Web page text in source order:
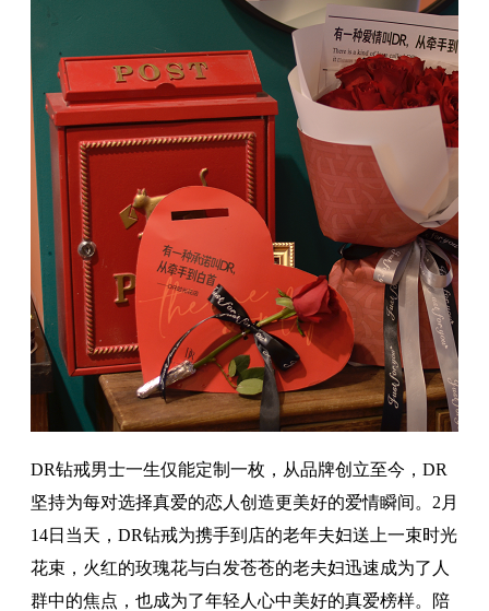
DR钻戒男士一生仅能定制一枚，从品牌创立至今，DR
坚持为每对选择真爱的恋人创造更美好的爱情瞬间。2月
14日当天，DR钻戒为携手到店的老年夫妇送上一束时光
花束，火红的玫瑰花与白发苍苍的老夫妇迅速成为了人
群中的焦点，也成为了年轻人心中美好的真爱榜样。陪